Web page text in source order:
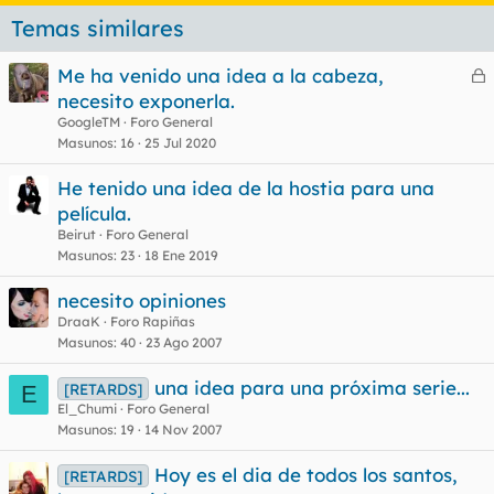
Temas similares
C
a
Me ha venido una idea a la cabeza,
necesito exponerla.
GoogleTM
Foro General
Masunos 16 25 Jul 2020
He tenido una idea de la hostia para una
película.
Beirut
Foro General
Masunos 23 18 Ene 2019
necesito opiniones
DraaK
Foro Rapiñas
Masunos 40 23 Ago 2007
E [RETARDS] una idea para una próxima serie...
El_Chumi
Foro General
Masunos 19 14 Nov 2007
[RETARDS]
Hoy es el dia de todos los santos,